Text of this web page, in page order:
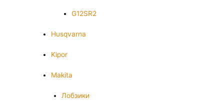
G12SR2
Husqvarna
Kipor
Makita
Лобзики